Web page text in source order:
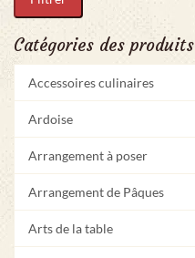
Catégories des produits
Accessoires culinaires
Ardoise
Arrangement à poser
Arrangement de Pâques
Arts de la table